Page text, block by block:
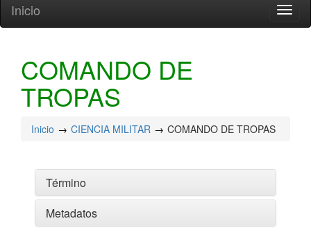
Inicio
COMANDO DE
TROPAS
Inicio CIENCIA MILITAR COMANDO DE TROPAS
Término
Metadatos